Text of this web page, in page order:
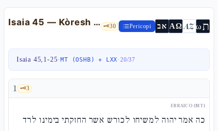
Isaia 45 — Kòresh "unto", il monoteismo radicale, l'anti-dualismo 🗝️30 Pericopi אב ΑΩ AZωת
Isaia 45,1-25·MT (OSHB) + LXX·20/37
1 🗝️3
EBRAICO (MT)
כה אמר יהוה למשיחו לכורש אשר החזקתי בימינו לרד